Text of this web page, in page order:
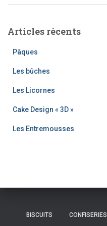
e
eArticles récents
Pâques
Les bûches
Les Licornes
Cake Design « 3D »
Les Entremousses
BISCUITS CONFISERIES